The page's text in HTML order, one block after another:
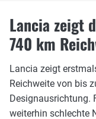
Lancia zeigt
740 km
Lancia zeigt
Reichweite von bis
Designausrichtung.
weiterhin schlechte